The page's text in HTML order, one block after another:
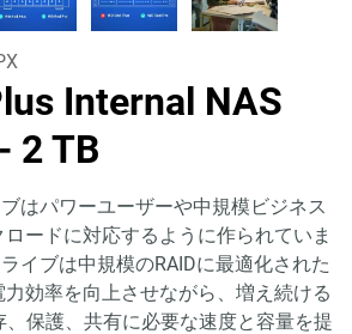
Internal NAS
- 2 TB
はパワーユーザーや中規模ビジネス
ードに対応するように作られていま
イブは中規模のRAIDに最適化された
効率を向上させながら、増え続ける
保護、共有に必要な速度と容量を提